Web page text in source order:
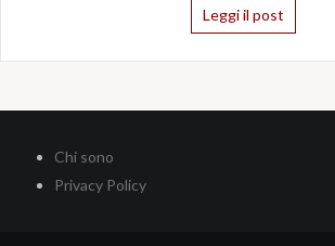
Leggi il post
Chi sono
Privacy Policy